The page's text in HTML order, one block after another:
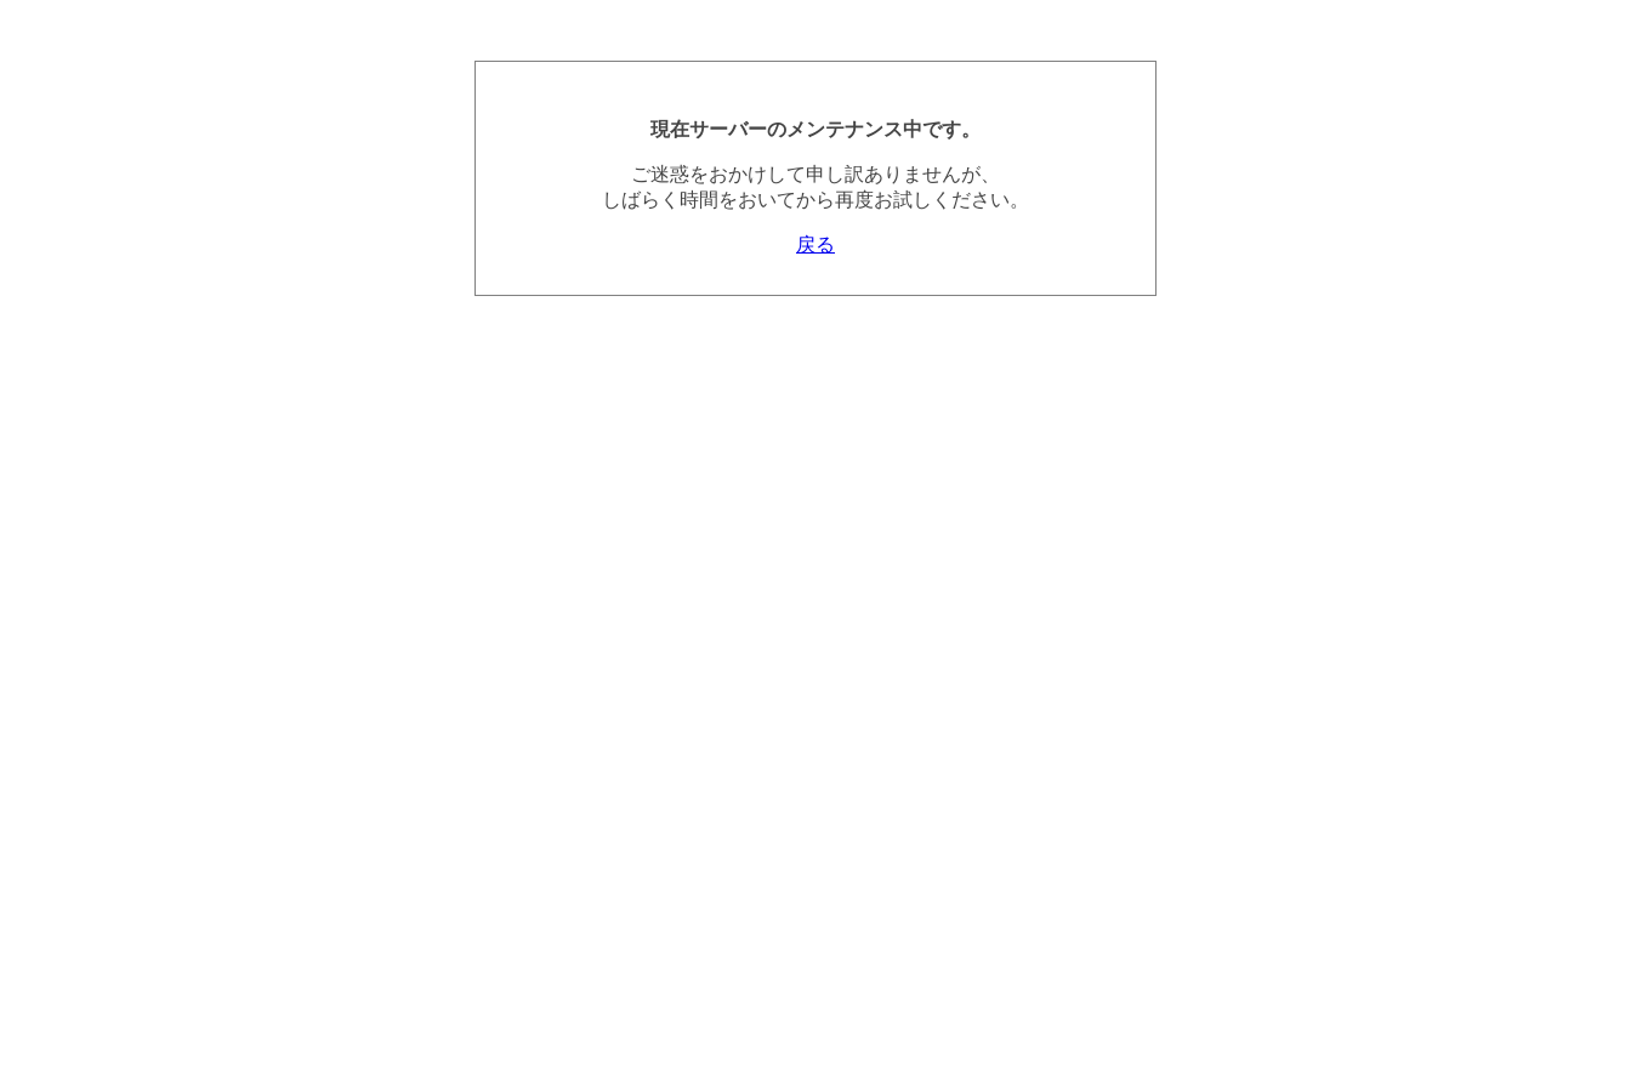
現在サーバーのメンテナンス中です。
ご迷惑をおかけして申し訳ありませんが、
しばらく時間をおいてから再度お試しください。
戻る